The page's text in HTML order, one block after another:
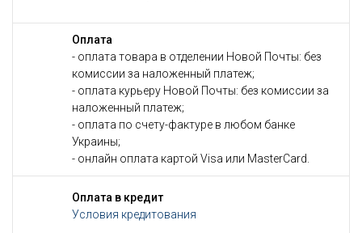
Оплата
- оплата товара в отделении Новой Почты: без
комиссии за наложенный платеж;
- оплата курьеру Новой Почты: без комиссии за
наложенный платеж;
- оплата по счету-фактуре в любом банке
Украины;
- онлайн оплата картой Visa или MasterCard.
Оплата в кредит
Условия кредитования